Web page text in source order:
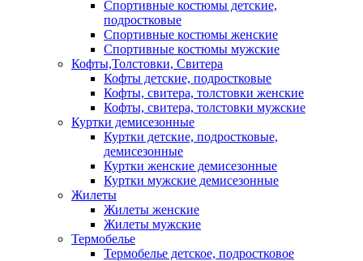
Спортивные костюмы детские,
подростковые
Спортивные костюмы женские
Спортивные костюмы мужские
Кофты,Толстовки, Свитера
Кофты детские, подростковые
Кофты, свитера, толстовки женские
Кофты, свитера, толстовки мужские
Куртки демисезонные
Куртки детские, подростковые,
демисезонные
Куртки женские демисезонные
Куртки мужские демисезонные
Жилеты
Жилеты женские
Жилеты мужские
Термобелье
Термобелье детское, подростковое